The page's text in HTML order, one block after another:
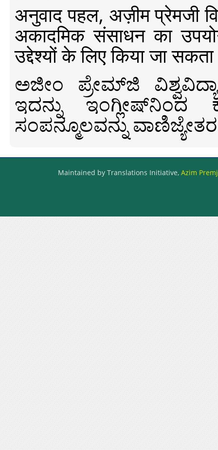
अनुवाद पहल, अज़ीम प्रेमजी
अकादमिक संसाधन का
उद्देश्यों के लिए किया जा
ಅಜೀಂ ಪ್ರೇಮ್‍ಜಿ
ಇದನ್ನು ಇಂಗ್ಲೀಷ್‍ನಿಂದ
ಸಂಪನ್ಮೂಲವನ್ನು
Maintained by Translations Initiative, Azim